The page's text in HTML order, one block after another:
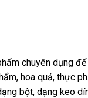
chuyên dụng
hoa quả, thực
bột, dạng keo